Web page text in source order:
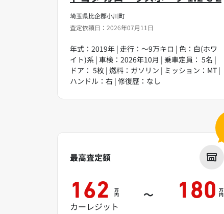
埼玉県比企郡小川町
査定依頼日：2026年07月11日
年式：2019年 | 走行：～9万キロ | 色：白(ホワ
イト)系 | 車検：2026年10月 | 乗車定員： 5名 |
ドア： 5枚 | 燃料：ガソリン | ミッション：MT |
ハンドル：右 | 修復歴：なし
最高査定額
162 万
円 ～ 180 万
円
カーレジット